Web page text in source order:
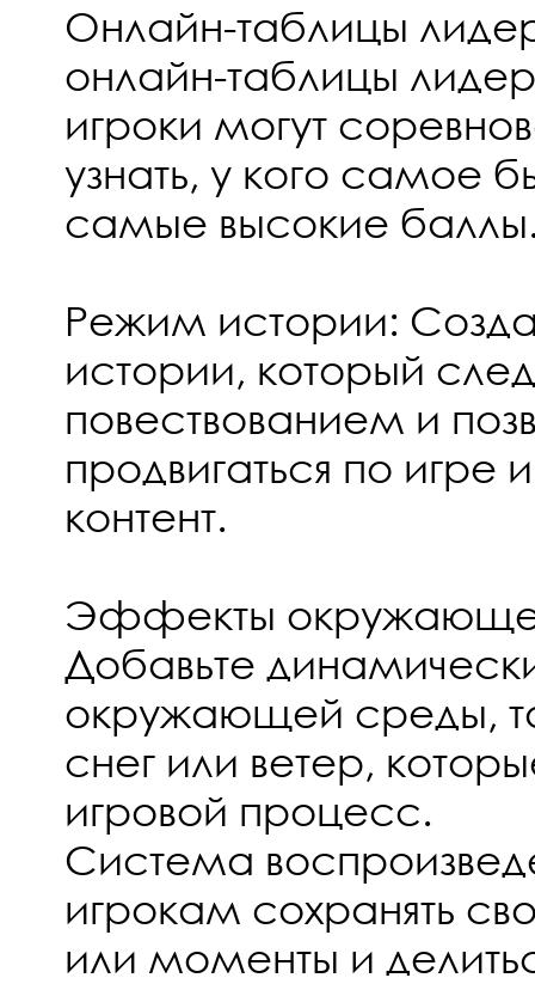
Онлайн-таблицы
онлайн-таблицы
игроки могут
узнать, у кого самое
самые высокие
Режим истории:
истории, который
повествованием и
продвигаться по игре
контент.
Эффекты
Добавьте
окружающей среды,
снег или ветер,
игровой процесс.
Система
игрокам сохранять
или моменты и